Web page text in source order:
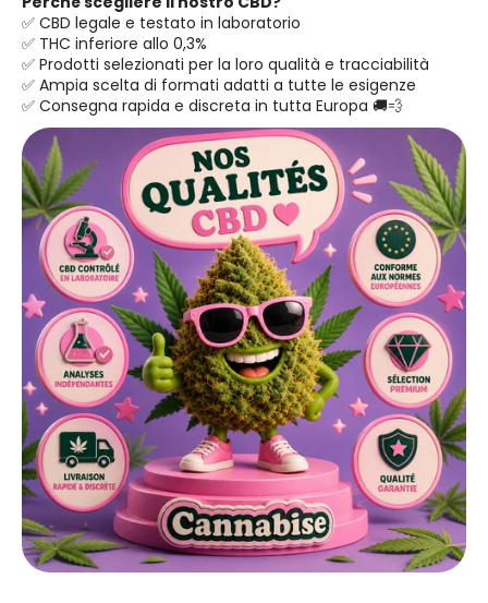
✅ CBD legale e testato in laboratorio
✅ THC inferiore allo 0,3%
✅ Prodotti selezionati per la loro qualità e tracciabilità
✅ Ampia scelta di formati adatti a tutte le esigenze
✅ Consegna rapida e discreta in tutta Europa 🚚💨